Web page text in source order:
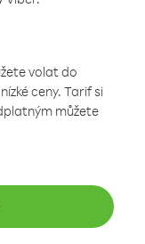
volat do
ceny. Tarif si
můžete